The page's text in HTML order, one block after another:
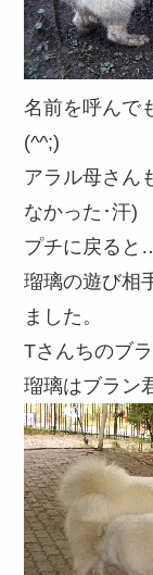
名前を呼んで
(^^;)
アラル母さん
なかった･汗)
プチに戻ると
瑠璃の遊び相
ました。
Tさんちのブ
瑠璃はブラン